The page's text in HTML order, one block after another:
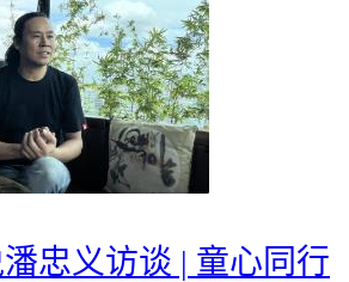
忠义访谈 | 童心同行